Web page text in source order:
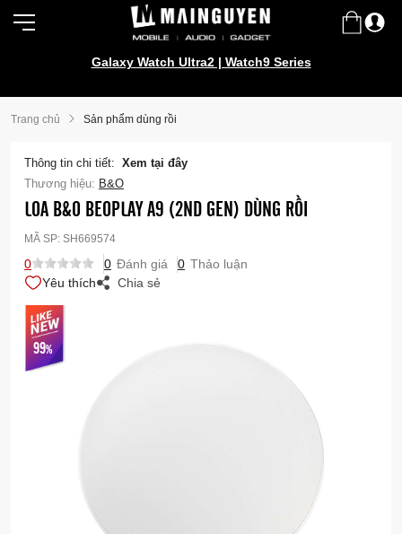
Galaxy Watch Ultra2 | Watch9 Series
Trang chủ Sản phẩm dùng rồi
Thông tin chi tiết: Xem tại đây
Thương hiệu: B&O
LOA B&O BEOPLAY A9 (2ND GEN) DÙNG RỒI
MÃ SP: SH669574
0 0 Đánh giá 0 Thảo luận
Yêu thích
Chia sẻ
99%